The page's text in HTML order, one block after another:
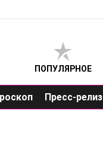
ПОПУЛЯРНОЕ
Пресс-релиз